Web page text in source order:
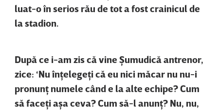
luat-o în serios rău de tot a fost crainicul de
la stadion.
După ce i-am zis că vine Şumudică antrenor,
zice: ‘Nu înţelegeţi că eu nici măcar nu nu-i
pronunţ numele când e la alte echipe? Cum
să faceţi aşa ceva? Cum să-l anunţ? Nu, nu,